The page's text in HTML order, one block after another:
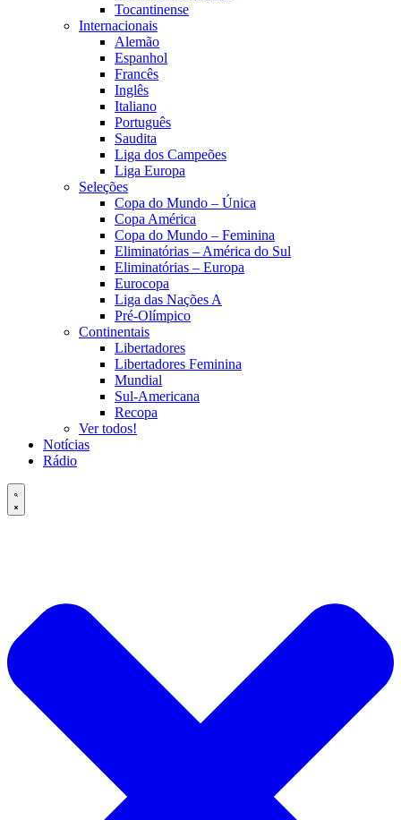
Tocantinense
Internacionais
Alemão
Espanhol
Francês
Inglês
Italiano
Português
Saudita
Liga dos Campeões
Liga Europa
Seleções
Copa do Mundo – Única
Copa América
Copa do Mundo – Feminina
Eliminatórias – América do Sul
Eliminatórias – Europa
Eurocopa
Liga das Nações A
Pré-Olímpico
Continentais
Libertadores
Libertadores Feminina
Mundial
Sul-Americana
Recopa
Ver todos!
Notícias
Rádio